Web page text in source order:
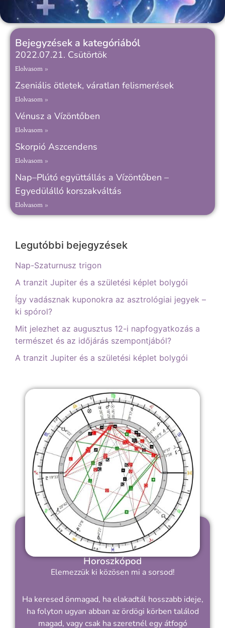
Bejegyzések a kategóriából
2022.07.21. Csütörtök
Elolvasom »
Zseniális ötletek, váratlan felismerések
Elolvasom »
Vénusz a Vízöntőben
Elolvasom »
Skorpió Aszcendens
Elolvasom »
Nap–Plútó együttállás a Vízöntőben –
Egyedülálló korszakváltás
Elolvasom »
Legutóbbi bejegyzések
Nap-Szaturnusz trigon
A tranzit Jupiter és a születési képlet bolygói
Így vadásznak kuponokra az asztrológiai jegyek –
ki spórol?
Mit jelezhet az augusztus 12-i napfogyatkozás a
természet és az időjárás szempontjából?
A tranzit Jupiter és a születési képlet bolygói
Horoszkópod
Elemezzük ki közösen mi a sorsod!
Ha keresed önmagad, ha elakadtál hosszabb ideje,
ha folyton ugyan abban az ördögi körben találod
magad, vagy csak ha szeretnél egy átfogó